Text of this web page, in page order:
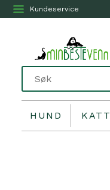
Kundeservice
HUND KATT